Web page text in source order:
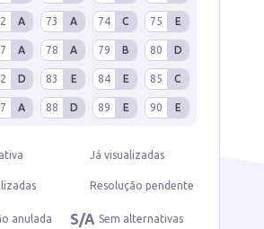
A 73 A 74 C 75 E
A 78 A 79 B 80 D
D 83 E 84 E 85 C
A 88 D 89 E 90 E
Já visualizadas
Resolução pendente
anulada S/A Sem alternativas